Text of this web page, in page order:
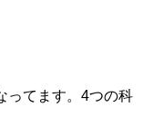
ってます。4つの科